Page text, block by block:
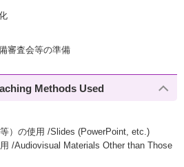
審査会等の準備
Methods Used
）の使用 /Slides (PowerPoint, etc.)
/Audiovisual Materials Other than Those